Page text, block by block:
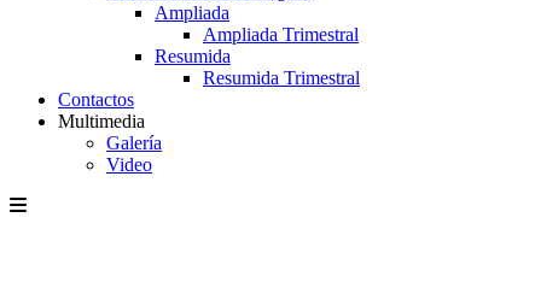
Ampliada
Ampliada Trimestral
Resumida
Resumida Trimestral
Contactos
Multimedia
Galería
Video